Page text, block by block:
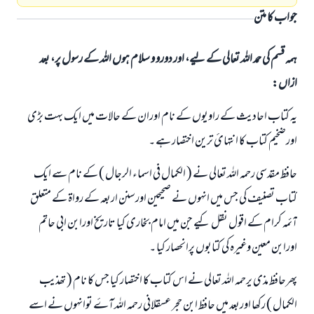
جواب کا متن
ہمہ قسم کی حمد اللہ تعالی کے لیے، اور دورو و سلام ہوں اللہ کے رسول پر، بعد
ازاں:
یہ کتاب احادیث کے راویوں کے نام اوران کے حالات میں ایک بہت بڑی
اورضخیم کتاب کا انتہائ ترین اختصار ہے ۔
حافظ مقدسی رحمہ اللہ تعالی نے ( الکمال فی اسماء الرجال ) کے نام سے ایک
کتاب تصنیف کی جس میں انہوں نے صحیحین اورسنن اربعہ کے رواۃ کے متعلق
آئمہ کرام کے اقول نقل کیے جن میں امام بخاری کیا تاریخ اورابن ابی حاتم
اورابن معین وغیرہ کی کتابوں پرانحصار کیا ۔
پھرحافظ مذی یرحمہ اللہ تعالی نے اس کتاب کا اختصار کیا جس کا نام ( تھذيب
الکمال ) رکھا اوربعد میں حافظ ابن حجر عسقلانی رحمہ اللہ آۓ توانہوں نے اسے
جواب نمبر 110845 نے نکاح ٹوٹنے سے بچایا۔
امت مسلمہ کے واسطے جوابات پیش کرنے کے لیے ہماری مدد کریں
رسول اللہ صلی اللہ علیہ و سلم کا فرمان ہے: